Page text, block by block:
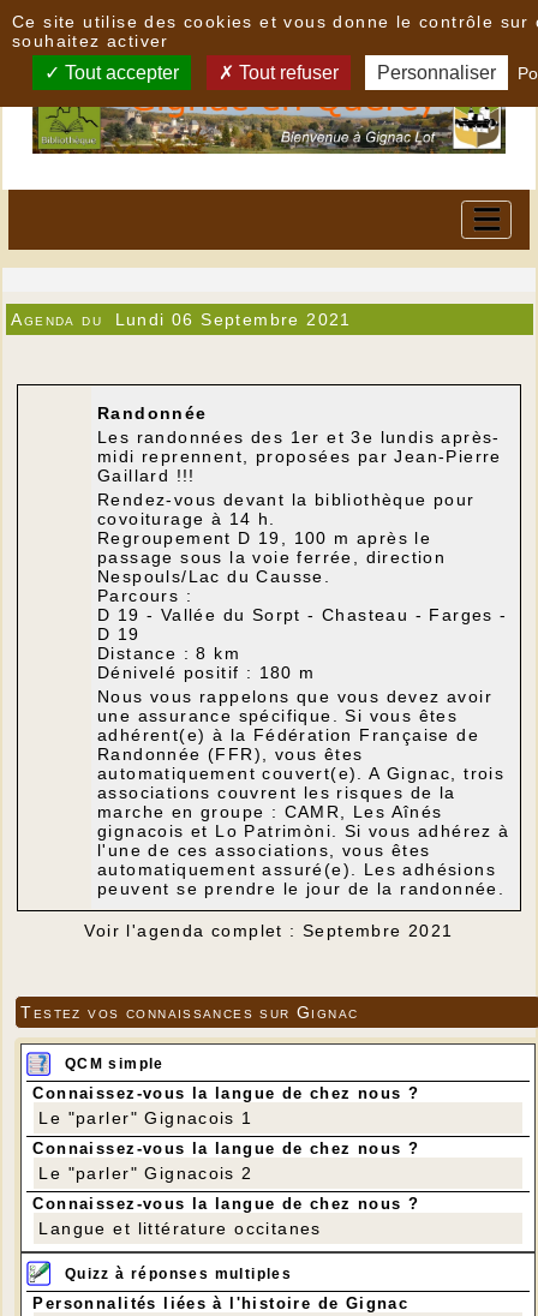
Agenda du Lundi 06 Septembre 2021
Randonnée
Les randonnées des 1er et 3e lundis après-
midi reprennent, proposées par Jean-Pierre
Gaillard !!!
Rendez-vous devant la bibliothèque pour
covoiturage à 14 h.
Regroupement D 19, 100 m après le
passage sous la voie ferrée, direction
Nespouls/Lac du Causse.
Parcours :
D 19 - Vallée du Sorpt - Chasteau - Farges -
D 19
Distance : 8 km
Dénivelé positif : 180 m
Nous vous rappelons que vous devez avoir
une assurance spécifique. Si vous êtes
adhérent(e) à la Fédération Française de
Randonnée (FFR), vous êtes
automatiquement couvert(e). A Gignac, trois
associations couvrent les risques de la
marche en groupe : CAMR, Les Aînés
gignacois et Lo Patrimòni. Si vous adhérez à
l'une de ces associations, vous êtes
automatiquement assuré(e). Les adhésions
peuvent se prendre le jour de la randonnée.
Voir l'agenda complet : Septembre 2021
Testez vos connaissances sur Gignac
QCM simple
Connaissez-vous la langue de chez nous ?
Le "parler" Gignacois 1
Connaissez-vous la langue de chez nous ?
Le "parler" Gignacois 2
Connaissez-vous la langue de chez nous ?
Langue et littérature occitanes
Quizz à réponses multiples
Personnalités liées à l'histoire de Gignac
Ce site utilise des cookies et vous donne le contrôle sur
souhaitez activer
Tout accepter Tout refuser Personnaliser